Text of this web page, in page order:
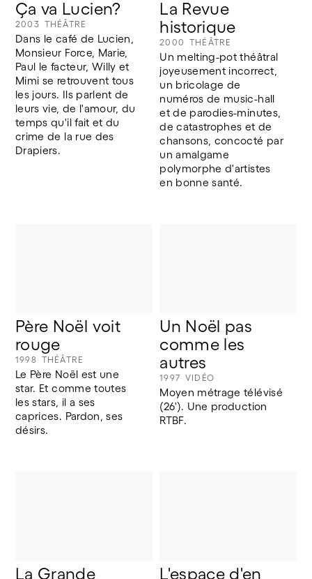
Ça va Lucien?
2003 THÉÂTRE
Dans le café de Lucien,
Monsieur Force, Marie,
Paul le facteur, Willy et
Mimi se retrouvent tous
les jours. Ils parlent de
leurs vie, de l'amour, du
temps qu'il fait et du
crime de la rue des
Drapiers.
La Revue
historique
2000 THÉÂTRE
Un melting-pot théâtral
joyeusement incorrect,
un bricolage de
numéros de music-hall
et de parodies-minutes,
de catastrophes et de
chansons, concocté par
un amalgame
polymorphe d'artistes
en bonne santé.
Père Noël voit
rouge
1998 THÉÂTRE
Le Père Noël est une
star. Et comme toutes
les stars, il a ses
caprices. Pardon, ses
désirs.
Un Noël pas
comme les
autres
1997 VIDÉO
Moyen métrage télévisé
(26'). Une production
RTBF.
La Grande
L'espace d'en